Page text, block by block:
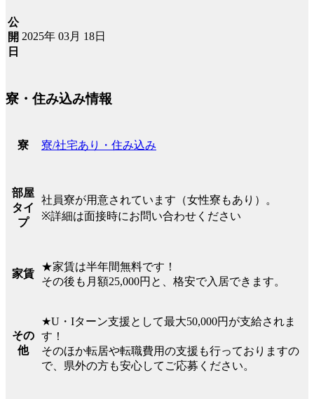
公
開
日
2025年 03月 18日
寮・住み込み情報
寮 寮/社宅あり・住み込み
部屋
タイ
プ
社員寮が用意されています（女性寮もあり）。
※詳細は面接時にお問い合わせください
家賃
★家賃は半年間無料です！
その後も月額25,000円と、格安で入居できます。
その
他
★U・Iターン支援として最大50,000円が支給されま
す！
そのほか転居や転職費用の支援も行っておりますの
で、県外の方も安心してご応募ください。